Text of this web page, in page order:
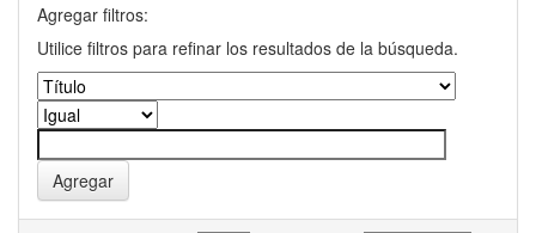
Agregar filtros:
Utilice filtros para refinar los resultados de la búsqueda.